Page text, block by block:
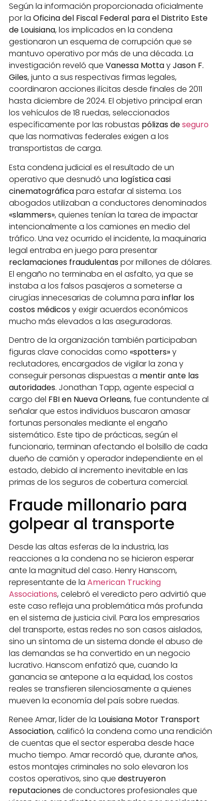
Según la información proporcionada oficialmente
por la Oficina del Fiscal Federal para el Distrito Este
de Louisiana, los implicados en la condena
gestionaron un esquema de corrupción que se
mantuvo operativo por más de una década. La
investigación reveló que Vanessa MottayJason F.
Giles, junto a sus respectivas firmas legales,
coordinaron acciones ilícitas desde finales de 2011
hasta diciembre de 2024. El objetivo principal eran
los vehículos de 18 ruedas, seleccionados
específicamente por las robustas pólizas deseguro
que las normativas federales exigen a los
transportistas de carga.
Esta condena judicial es el resultado de un
operativo que desnudó una logística casi
cinematográficapara estafar al sistema. Los
abogados utilizaban a conductores denominados
«slammers», quienes tenían la tarea de impactar
intencionalmente a los camiones en medio del
tráfico. Una vez ocurrido el incidente, la maquinaria
legal entraba en juego para presentar
reclamaciones fraudulentaspor millones de dólares.
El engaño no terminaba en el asfalto, ya que se
instaba a los falsos pasajeros a someterse a
cirugías innecesarias de columna para inflar los
costos médicosy exigir acuerdos económicos
mucho más elevados a las aseguradoras.
Dentro de la organización también participaban
figuras clave conocidas como «spotters»y
reclutadores, encargados de vigilar la zona y
conseguir personas dispuestas a mentir ante las
autoridades. Jonathan Tapp, agente especial a
cargo del FBI en Nueva Orleans, fue contundente al
señalar que estos individuos buscaron amasar
fortunas personales mediante el engaño
sistemático. Este tipo de prácticas, según el
funcionario, terminan afectando el bolsillo de cada
dueño de camión y operador independiente en el
estado, debido al incremento inevitable en las
primas de los seguros de cobertura comercial.
Fraude millonario para
golpear al transporte
Desde las altas esferas de la industria, las
reacciones a la condena no se hicieron esperar
ante la magnitud del caso. Henry Hanscom,
representante de la American Trucking
Associations, celebró el veredicto pero advirtió que
este caso refleja una problemática más profunda
en el sistema de justicia civil. Para los empresarios
del transporte, estas redes no son casos aislados,
sino un síntoma de un sistema donde el abuso de
las demandas se ha convertido en un negocio
lucrativo. Hanscom enfatizó que, cuando la
ganancia se antepone a la equidad, los costos
reales se transfieren silenciosamente a quienes
mueven la economía del país sobre ruedas.
Renee Amar, líder de la Louisiana Motor Transport
Association, calificó la condena como una rendición
de cuentas que el sector esperaba desde hace
mucho tiempo. Amar recordó que, durante años,
estos montajes criminales no solo elevaron los
costos operativos, sino que destruyeron
reputacionesde conductores profesionales que